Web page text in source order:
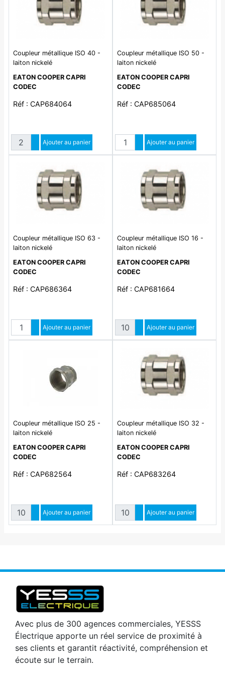
Coupleur métallique ISO 40 -
laiton nickelé
EATON COOPER CAPRI
CODEC
Réf : CAP684064
QuantitéAugmenter quantité
Diminuer quantité
Ajouter au panier
Coupleur métallique ISO 50 -
laiton nickelé
EATON COOPER CAPRI
CODEC
Réf : CAP685064
QuantitéAugmenter quantité
Diminuer quantité
Ajouter au panier
Coupleur métallique ISO 63 -
laiton nickelé
EATON COOPER CAPRI
CODEC
Réf : CAP686364
QuantitéAugmenter quantité
Diminuer quantité
Ajouter au panier
Coupleur métallique ISO 16 -
laiton nickelé
EATON COOPER CAPRI
CODEC
Réf : CAP681664
QuantitéAugmenter quantité
Diminuer quantité
Ajouter au panier
Coupleur métallique ISO 25 -
laiton nickelé
EATON COOPER CAPRI
CODEC
Réf : CAP682564
QuantitéAugmenter quantité
Diminuer quantité
Ajouter au panier
Coupleur métallique ISO 32 -
laiton nickelé
EATON COOPER CAPRI
CODEC
Réf : CAP683264
QuantitéAugmenter quantité
Diminuer quantité
Ajouter au panier
Avec plus de 300 agences commerciales, YESSS
Électrique apporte un réel service de proximité à
ses clients et garantit réactivité, compréhension et
écoute sur le terrain.